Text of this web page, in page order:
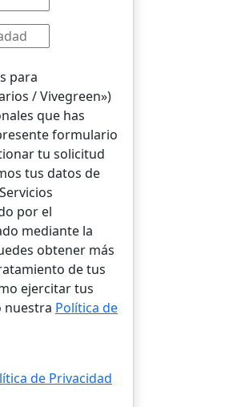
para
/ Vivegreen»)
que has
formulario
tu solicitud
tus datos de
por el
mediante la
obtener más
de tus
ejercitar tus
nuestra Política de
de Privacidad